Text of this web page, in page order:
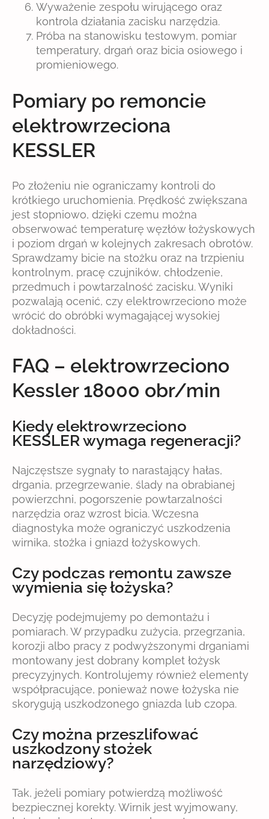
Wyważenie zespołu wirującego oraz
kontrola działania zacisku narzędzia.
Próba na stanowisku testowym, pomiar
temperatury, drgań oraz bicia osiowego i
promieniowego.
Pomiary po remoncie
elektrowrzeciona
KESSLER
Po złożeniu nie ograniczamy kontroli do
krótkiego uruchomienia. Prędkość zwiększana
jest stopniowo, dzięki czemu można
obserwować temperaturę węzłów łożyskowych
i poziom drgań w kolejnych zakresach obrotów.
Sprawdzamy bicie na stożku oraz na trzpieniu
kontrolnym, pracę czujników, chłodzenie,
przedmuch i powtarzalność zacisku. Wyniki
pozwalają ocenić, czy elektrowrzeciono może
wrócić do obróbki wymagającej wysokiej
dokładności.
FAQ – elektrowrzeciono
Kessler 18000 obr/min
Kiedy elektrowrzeciono
KESSLER wymaga regeneracji?
Najczęstsze sygnały to narastający hałas,
drgania, przegrzewanie, ślady na obrabianej
powierzchni, pogorszenie powtarzalności
narzędzia oraz wzrost bicia. Wczesna
diagnostyka może ograniczyć uszkodzenia
wirnika, stożka i gniazd łożyskowych.
Czy podczas remontu zawsze
wymienia się łożyska?
Decyzję podejmujemy po demontażu i
pomiarach. W przypadku zużycia, przegrzania,
korozji albo pracy z podwyższonymi drganiami
montowany jest dobrany komplet łożysk
precyzyjnych. Kontrolujemy również elementy
współpracujące, ponieważ nowe łożyska nie
skorygują uszkodzonego gniazda lub czopa.
Czy można przeszlifować
uszkodzony stożek
narzędziowy?
Tak, jeżeli pomiary potwierdzą możliwość
bezpiecznej korekty. Wirnik jest wyjmowany,